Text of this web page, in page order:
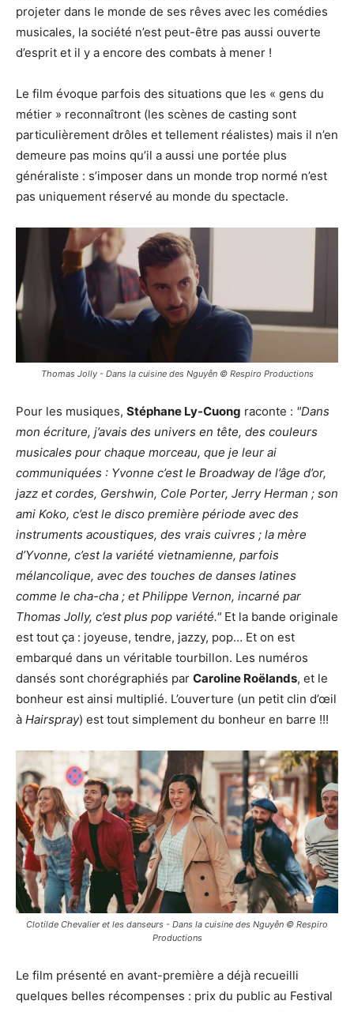
projeter dans le monde de ses rêves avec les comédies
musicales, la société n’est peut-être pas aussi ouverte
d’esprit et il y a encore des combats à mener !
Le film évoque parfois des situations que les « gens du
métier » reconnaîtront (les scènes de casting sont
particulièrement drôles et tellement réalistes) mais il n’en
demeure pas moins qu’il a aussi une portée plus
généraliste : s’imposer dans un monde trop normé n’est
pas uniquement réservé au monde du spectacle.
Thomas Jolly - Dans la cuisine des Nguyễn © Respiro Productions
Pour les musiques, Stéphane Ly-Cuong raconte : "Dans
mon écriture, j’avais des univers en tête, des couleurs
musicales pour chaque morceau, que je leur ai
communiquées : Yvonne c’est le Broadway de l’âge d’or,
jazz et cordes, Gershwin, Cole Porter, Jerry Herman ; son
ami Koko, c’est le disco première période avec des
instruments acoustiques, des vrais cuivres ; la mère
d’Yvonne, c’est la variété vietnamienne, parfois
mélancolique, avec des touches de danses latines
comme le cha-cha ; et Philippe Vernon, incarné par
Thomas Jolly, c’est plus pop variété." Et la bande originale
est tout ça : joyeuse, tendre, jazzy, pop… Et on est
embarqué dans un véritable tourbillon. Les numéros
dansés sont chorégraphiés par Caroline Roëlands, et le
bonheur est ainsi multiplié. L’ouverture (un petit clin d’œil
à Hairspray) est tout simplement du bonheur en barre !!!
Clotilde Chevalier et les danseurs - Dans la cuisine des Nguyễn © Respiro
Productions
Le film présenté en avant-première a déjà recueilli
quelques belles récompenses : prix du public au Festival